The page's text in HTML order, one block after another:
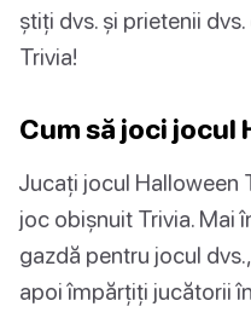
știți dvs. și prietenii
Trivia!
Cum să joci jocul
Jucați jocul Halloween
joc obișnuit Trivia. Mai
gazdă pentru jocul
apoi împărțiți jucătorii